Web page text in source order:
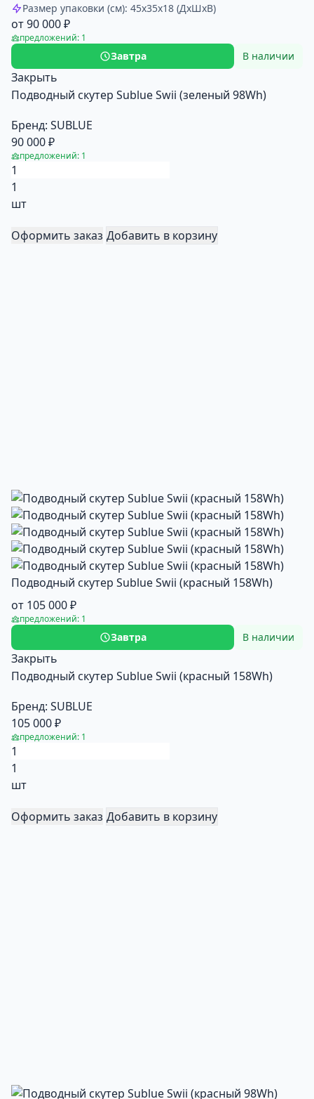
Размер упаковки (см): 45x35x18 (ДxШxВ)
от 90 000 ₽
предложений: 1
Завтра В наличии
Закрыть
Подводный скутер Sublue Swii (зеленый 98Wh)
Бренд: SUBLUE
90 000 ₽
предложений: 1
1
шт
Оформить заказ Добавить в корзину
Подводный скутер Sublue Swii (красный 158Wh)
от 105 000 ₽
предложений: 1
Завтра В наличии
Закрыть
Подводный скутер Sublue Swii (красный 158Wh)
Бренд: SUBLUE
105 000 ₽
предложений: 1
1
шт
Оформить заказ Добавить в корзину